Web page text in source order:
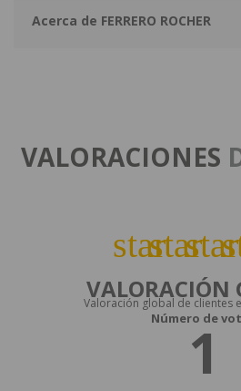
Acerca de FERRERO ROCHER
VALORACIONES
starstarstar
VALORACIÓN
Valoración global de clientes
Número de
1